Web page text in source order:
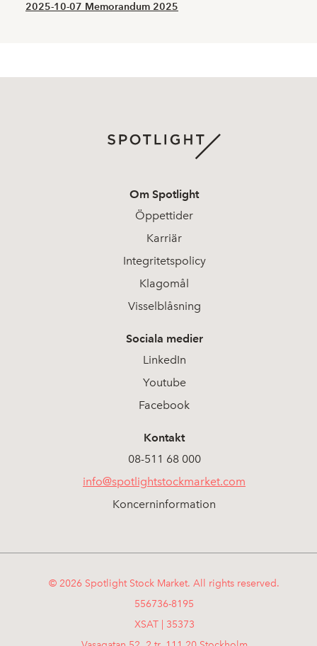
2025-10-07 Memorandum 2025
Om Spotlight
Öppettider
Karriär
Integritetspolicy
Klagomål
Visselblåsning
Sociala medier
LinkedIn
Youtube
Facebook
Kontakt
08-511 68 000
info@spotlightstockmarket.com
Koncerninformation
© 2026 Spotlight Stock Market. All rights reserved.
556736-8195
XSAT | 35373